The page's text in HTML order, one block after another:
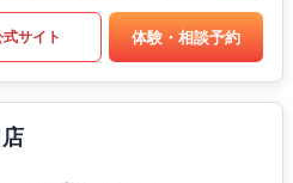
式サイト 体験・相談予約